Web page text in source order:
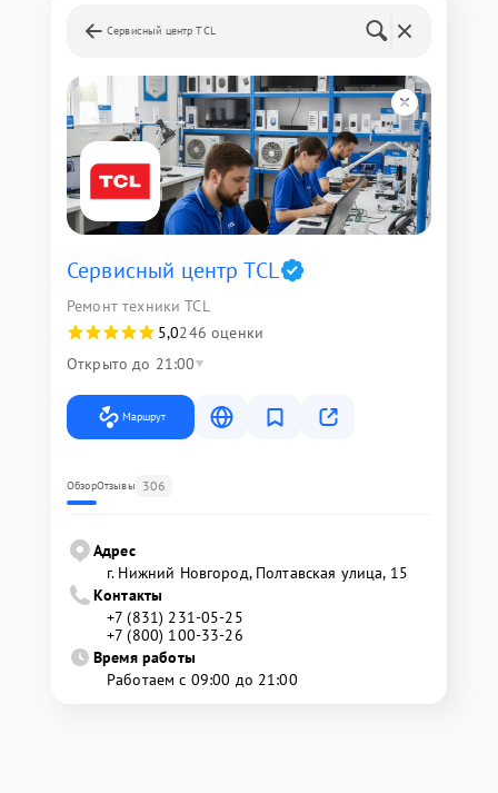
Сервисный центр TCL
Сервисный центр TCL
Ремонт техники TCL
5,0246 оценки
Открыто до 21:00
Маршрут
ОбзорОтзывы 306
Адрес
г. Нижний Новгород, Полтавская улица, 15
Контакты
+7 (831) 231-05-25
+7 (800) 100-33-26
Время работы
Работаем с 09:00 до 21:00